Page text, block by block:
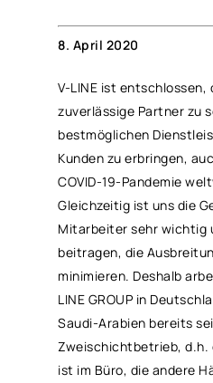
8. April 2020
V-LINE ist entschlossen,
zuverlässige Partner zu
bestmöglichen
Kunden zu erbringen,
COVID-19-Pandemie
Gleichzeitig ist uns die
Mitarbeiter sehr wichtig
beitragen, die
minimieren. Deshalb
LINE GROUP in
Saudi-Arabien bereits
Zweischichtbetrieb, d.h.
ist im Büro, die andere